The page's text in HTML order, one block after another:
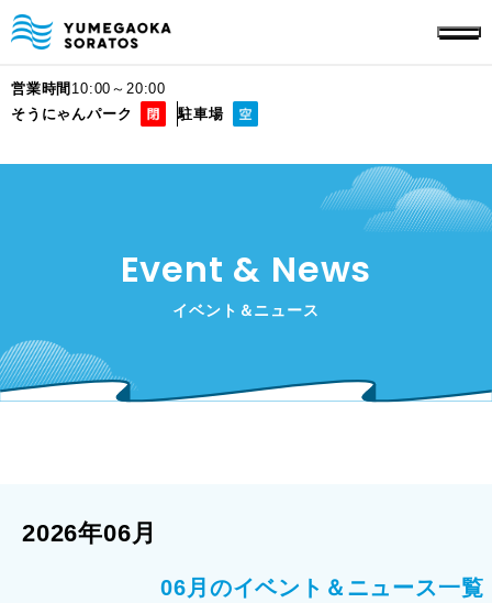
営業時間 10:00～20:00
そうにゃんパーク
駐車場
Event & News
イベント＆ニュース
2026年06月
06月のイベント＆ニュース一